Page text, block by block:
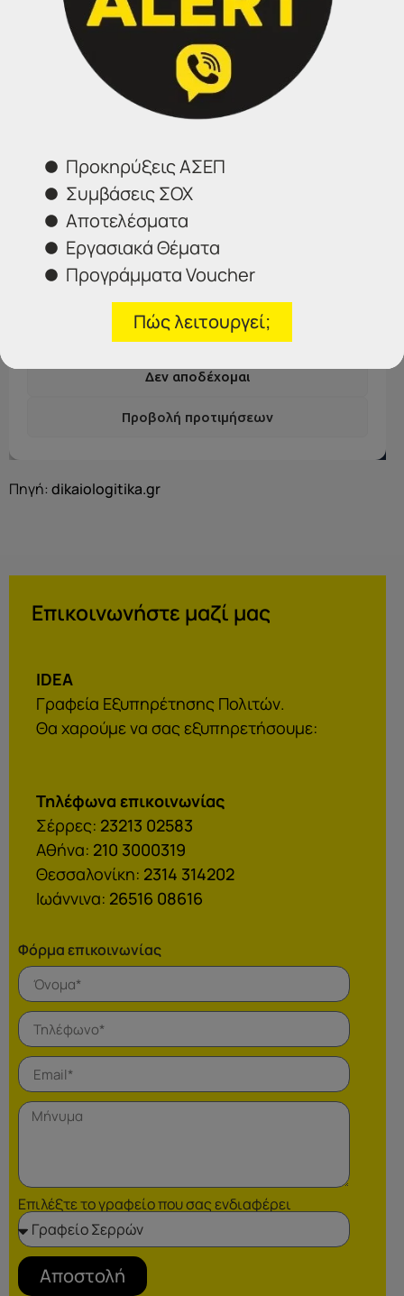
Πηγή: dikaiologitika.gr
Επικοινωνήστε μαζί μας
IDEA
Γραφεία Εξυπηρέτησης Πολιτών.
Θα χαρούμε να σας εξυπηρετήσουμε:
Τηλέφωνα επικοινωνίας
Σέρρες: 23213 02583
Αθήνα: 210 3000319
Θεσσαλονίκη: 2314 314202
Ιωάννινα: 26516 08616
Φόρμα επικοινωνίας
Επιλέξτε το γραφείο που σας ενδιαφέρει
Αποστολή
Προκηρύξεις ΑΣΕΠ
Συμβάσεις ΣΟΧ
Αποτελέσματα
Εργασιακά Θέματα
Προγράμματα Voucher
Πώς λειτουργεί;